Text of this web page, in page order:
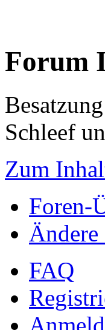
Forum
Schleef
Zum
Foren-
FAQ